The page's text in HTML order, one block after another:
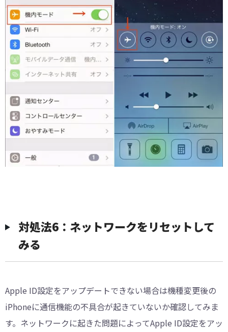
対処法6：ネットワークをリセットして
みる
Apple ID設定をアップデートできない場合は機種変更後の
iPhoneに通信機能の不具合が起きていないか確認してみま
す。ネットワークに起きた問題によってApple ID設定をアッ